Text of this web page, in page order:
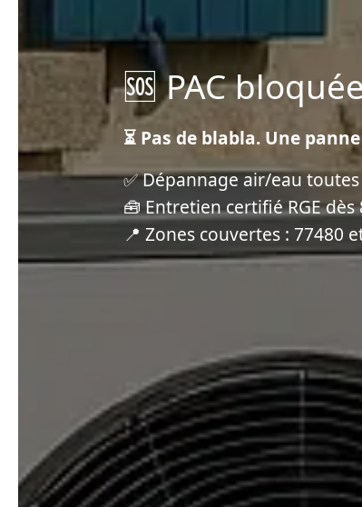
🆘 PAC
⏳ Pas de blabla. Une
✅ Dépannage air/eau
🧰 Entretien certifié RGE dès
📍 Zones couvertes : 77480